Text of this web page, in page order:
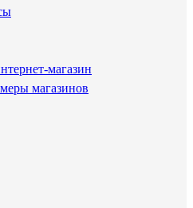
магазин
магазинов